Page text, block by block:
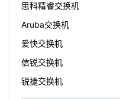
思科精睿交换机
Aruba交换机
爱快交换机
信锐交换机
锐捷交换机